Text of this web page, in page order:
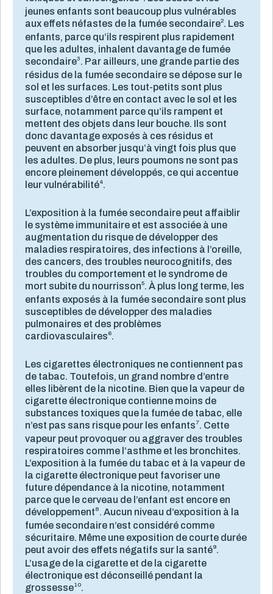
jeunes enfants sont beaucoup plus vulnérables
aux effets néfastes de la fumée secondaire2. Les
enfants, parce qu’ils respirent plus rapidement
que les adultes, inhalent davantage de fumée
secondaire3 . Par ailleurs, une grande partie des
résidus de la fumée secondaire se dépose sur le
sol et les surfaces. Les tout-petits sont plus
susceptibles d’être en contact avec le sol et les
surface, notamment parce qu’ils rampent et
mettent des objets dans leur bouche. Ils sont
donc davantage exposés à ces résidus et
peuvent en absorber jusqu’à vingt fois plus que
les adultes. De plus, leurs poumons ne sont pas
encore pleinement développés, ce qui accentue
leur vulnérabilité4.
L’exposition à la fumée secondaire peut affaiblir
le système immunitaire et est associée à une
augmentation du risque de développer des
maladies respiratoires, des infections à l’oreille,
des cancers, des troubles neurocognitifs, des
troubles du comportement et le syndrome de
mort subite du nourrisson5. À plus long terme, les
enfants exposés à la fumée secondaire sont plus
susceptibles de développer des maladies
pulmonaires et des problèmes
cardiovasculaires 6.
Les cigarettes électroniques ne contiennent pas
de tabac. Toutefois, un grand nombre d’entre
elles libèrent de la nicotine. Bien que la vapeur de
cigarette électronique contienne moins de
substances toxiques que la fumée de tabac, elle
n’est pas sans risque pour les enfants 7. Cette
vapeur peut provoquer ou aggraver des troubles
respiratoires comme l’asthme et les bronchites.
L’exposition à la fumée du tabac et à la vapeur de
la cigarette électronique peut favoriser une
future dépendance à la nicotine, notamment
parce que le cerveau de l’enfant est encore en
développement 8 . Aucun niveau d’exposition à la
fumée secondaire n’est considéré comme
sécuritaire. Même une exposition de courte durée
peut avoir des effets négatifs sur la santé9.
L’usage de la cigarette et de la cigarette
électronique est déconseillé pendant la
grossesse10.